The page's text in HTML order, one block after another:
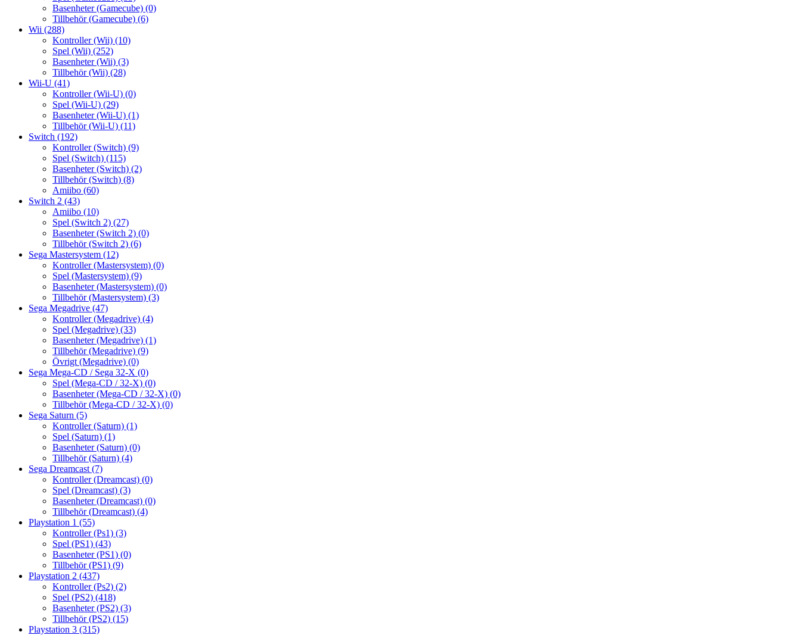
Basenheter (Gamecube) (0)
Tillbehör (Gamecube) (6)
Wii (288)
Kontroller (Wii) (10)
Spel (Wii) (252)
Basenheter (Wii) (3)
Tillbehör (Wii) (28)
Wii-U (41)
Kontroller (Wii-U) (0)
Spel (Wii-U) (29)
Basenheter (Wii-U) (1)
Tillbehör (Wii-U) (11)
Switch (192)
Kontroller (Switch) (9)
Spel (Switch) (115)
Basenheter (Switch) (2)
Tillbehör (Switch) (8)
Amiibo (60)
Switch 2 (43)
Amiibo (10)
Spel (Switch 2) (27)
Basenheter (Switch 2) (0)
Tillbehör (Switch 2) (6)
Sega Mastersystem (12)
Kontroller (Mastersystem) (0)
Spel (Mastersystem) (9)
Basenheter (Mastersystem) (0)
Tillbehör (Mastersystem) (3)
Sega Megadrive (47)
Kontroller (Megadrive) (4)
Spel (Megadrive) (33)
Basenheter (Megadrive) (1)
Tillbehör (Megadrive) (9)
Övrigt (Megadrive) (0)
Sega Mega-CD / Sega 32-X (0)
Spel (Mega-CD / 32-X) (0)
Basenheter (Mega-CD / 32-X) (0)
Tillbehör (Mega-CD / 32-X) (0)
Sega Saturn (5)
Kontroller (Saturn) (1)
Spel (Saturn) (1)
Basenheter (Saturn) (0)
Tillbehör (Saturn) (4)
Sega Dreamcast (7)
Kontroller (Dreamcast) (0)
Spel (Dreamcast) (3)
Basenheter (Dreamcast) (0)
Tillbehör (Dreamcast) (4)
Playstation 1 (55)
Kontroller (Ps1) (3)
Spel (PS1) (43)
Basenheter (PS1) (0)
Tillbehör (PS1) (9)
Playstation 2 (437)
Kontroller (Ps2) (2)
Spel (PS2) (418)
Basenheter (PS2) (3)
Tillbehör (PS2) (15)
Playstation 3 (315)